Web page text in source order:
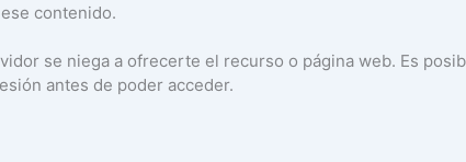
contenido.
se niega a ofrecerte el recurso o página web. Es
antes de poder acceder.